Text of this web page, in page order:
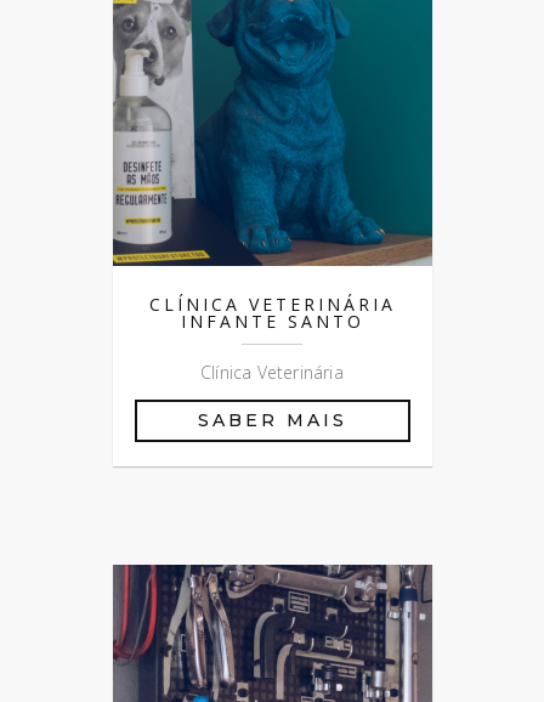
CLÍNICA VETERINÁRIA
INFANTE SANTO
Clínica Veterinária
SABER MAIS